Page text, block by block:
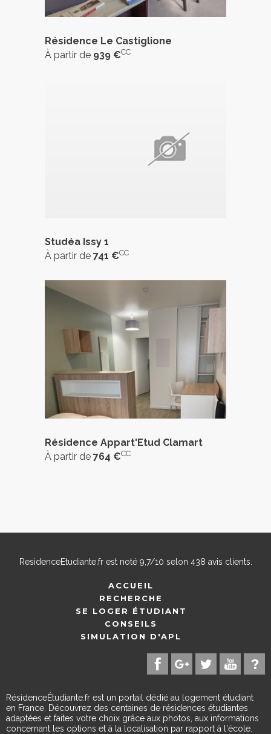
Résidence Le Castiglione
À partir de 939 €CC
Studéa Issy 1
À partir de 741 €CC
Résidence Appart'Etud Clamart
À partir de 764 €CC
ResidenceEtudiante.frest noté 9,7/10 selon 438 avis clients.
ACCUEIL
RECHERCHE
SE LOGER ÉTUDIANT
CONSEILS
SIMULATION D'APL
RésidenceÉtudiante.fr est un portail dédié au logement étudiant
en France. Découvrez des centaines de résidences étudiantes
adaptées et faites votre choix grâce aux photos, aux informations
concernant les options et à la localisation par rapport à l'école.